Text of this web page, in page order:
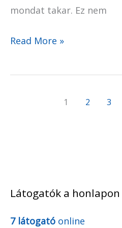
mondat takar. Ez nem
Read More »
1 2 3
Látogatók a honlapon
7 látogató online
A